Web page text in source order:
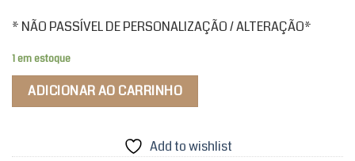
* NÃO PASSÍVEL DE PERSONALIZAÇÃO / ALTERAÇÃO*
1 em estoque
ADICIONAR AO CARRINHO
Add to wishlist